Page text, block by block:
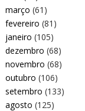
março (61)
fevereiro (81)
janeiro (105)
dezembro (68)
novembro (68)
outubro (106)
setembro (133)
agosto (125)